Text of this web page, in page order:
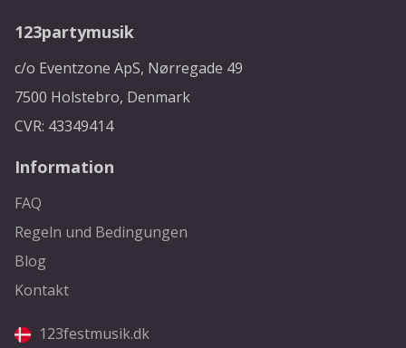
123partymusik
c/o Eventzone ApS, Nørregade 49
7500 Holstebro, Denmark
CVR: 43349414
Information
FAQ
Regeln und Bedingungen
Blog
Kontakt
123festmusik.dk